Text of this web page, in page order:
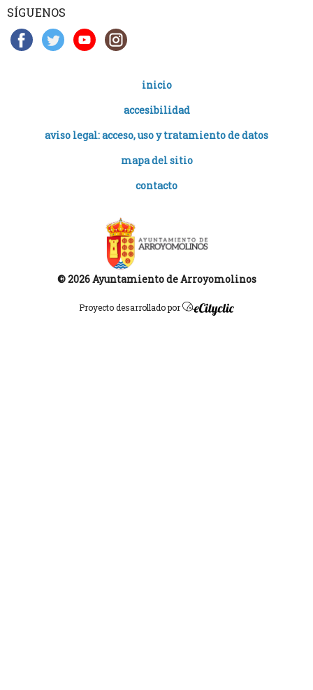
SÍGUENOS
inicio
accesibilidad
aviso legal: acceso, uso y tratamiento de datos
mapa del sitio
contacto
© 2026 Ayuntamiento de Arroyomolinos
Proyecto desarrollado por